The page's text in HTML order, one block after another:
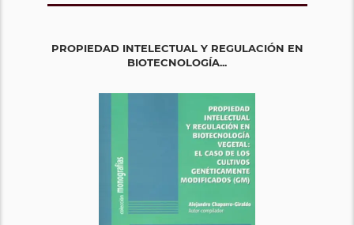
PROPIEDAD INTELECTUAL Y REGULACIÓN EN
BIOTECNOLOGÍA...